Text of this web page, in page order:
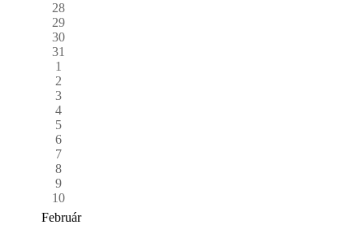
28
29
30
31
1
2
3
4
5
6
7
8
9
10
Február